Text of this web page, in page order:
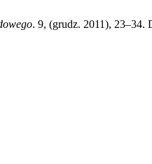
. 9, (grudz. 2011), 23–34.